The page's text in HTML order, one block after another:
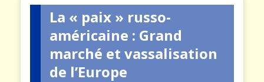
La « paix » russo-
américaine : Grand
marché et vassalisation
de l’Europe